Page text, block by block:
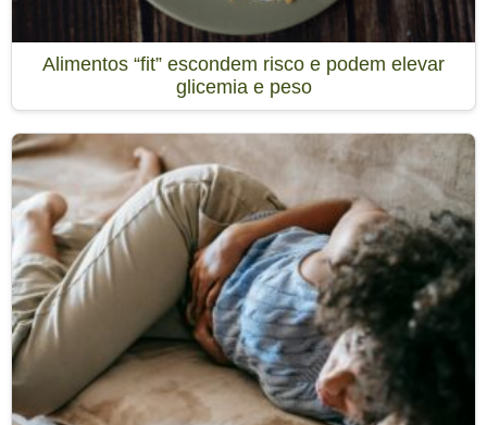
Alimentos “fit” escondem risco e podem elevar
glicemia e peso